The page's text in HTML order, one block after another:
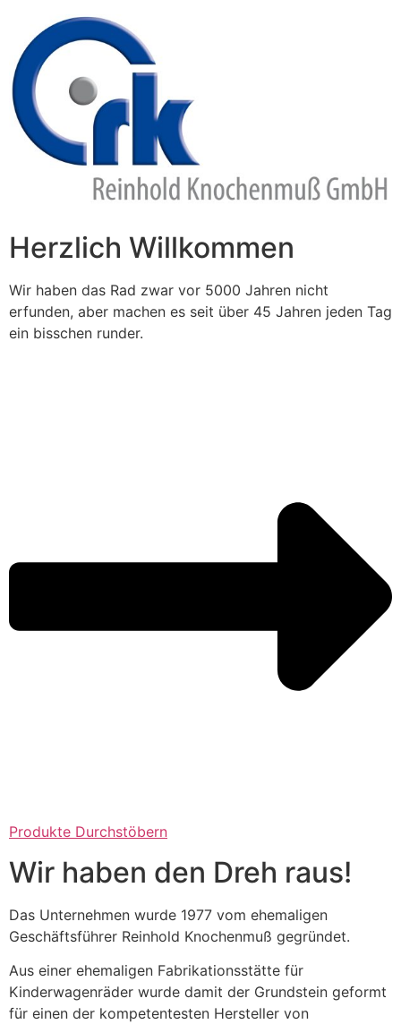
Inhalt
springen
Herzlich Willkommen
Wir haben das Rad zwar vor 5000 Jahren nicht
erfunden, aber machen es seit über 45 Jahren jeden Tag
ein bisschen runder.
Produkte Durchstöbern
Wir haben den Dreh raus!
Das Unternehmen wurde 1977 vom ehemaligen
Geschäftsführer Reinhold Knochenmuß gegründet.
Aus einer ehemaligen Fabrikationsstätte für
Kinderwagenräder wurde damit der Grundstein geformt
für einen der kompetentesten Hersteller von